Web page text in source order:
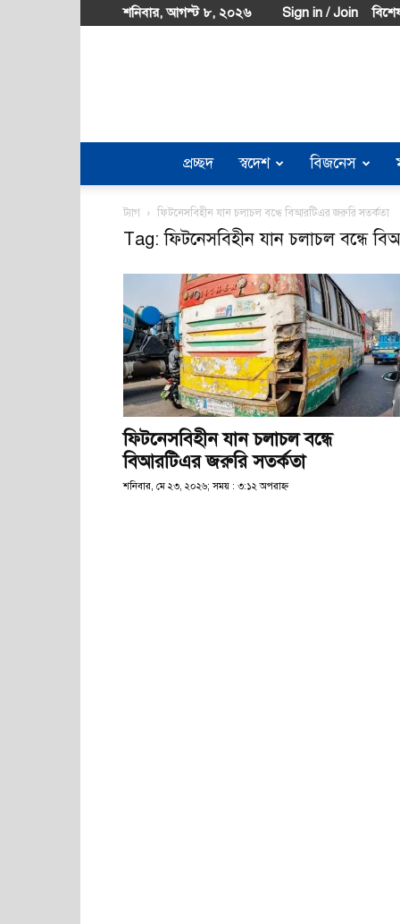
শনিবার, আগস্ট ৮, ২০২৬ Sign in / Join
প্রচ্ছদ স্বদেশ বিজনেস
ট্যাগ ফিটনেসবিহীন যান চলাচল বন্ধে বিআরটিএর জরুরি সতর্কতা
Tag: ফিটনেসবিহীন যান চলাচল বন্ধে
ফিটনেসবিহীন যান চলাচল বন্ধে
বিআরটিএর জরুরি সতর্কতা
শনিবার, মে ২৩, ২০২৬; সময় : ৩:১২ অপরাহ্ণ